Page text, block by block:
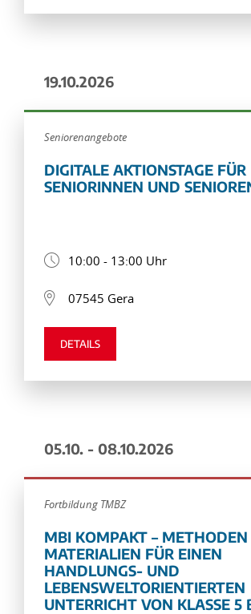
19.10.2026
Seniorenangebote
DIGITALE AKTIONSTAGE FÜR
SENIORINNEN UND
10:00 - 13:00 Uhr
07545 Gera
DETAILS
05.10. - 08.10.2026
Fortbildung TMBZ
MBI KOMPAKT –
MATERIALIEN FÜR EINEN
HANDLUNGS- UND
LEBENSWELTORIENTIERTEN
UNTERRICHT VON KLASSE 5